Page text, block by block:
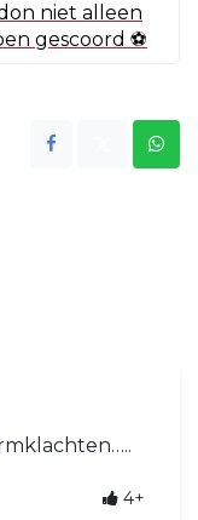
niet alleen
gescoord ⚽️
4+